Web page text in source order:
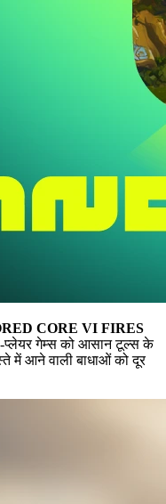
CORE VI FIRES
प्लेयर गेम्स को आसान टूल्स के
में आने वाली बाधाओं को दूर